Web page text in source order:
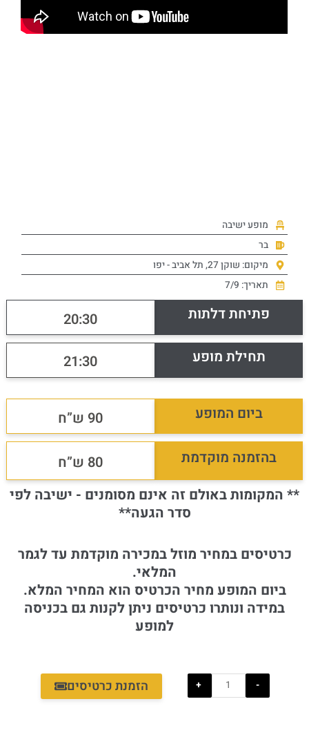
מופע ישיבה
בר
מיקום: שוקן 27, תל אביב - יפו
תאריך: 7/9
פתיחת דלתות
20:30
תחילת מופע
21:30
ביום המופע
90 ש”ח
בהזמנה מוקדמת
80 ש”ח
** המקומות באולם זה אינם מסומנים - ישיבה לפי
סדר הגעה**
כרטיסים במחיר מוזל במכירה מוקדמת עד לגמר
המלאי.
ביום המופע מחיר הכרטיס הוא המחיר המלא.
במידה ונותרו כרטיסים ניתן לקנות גם בכניסה
למופע
-
של
חני
+ הזמנת כרטיסים